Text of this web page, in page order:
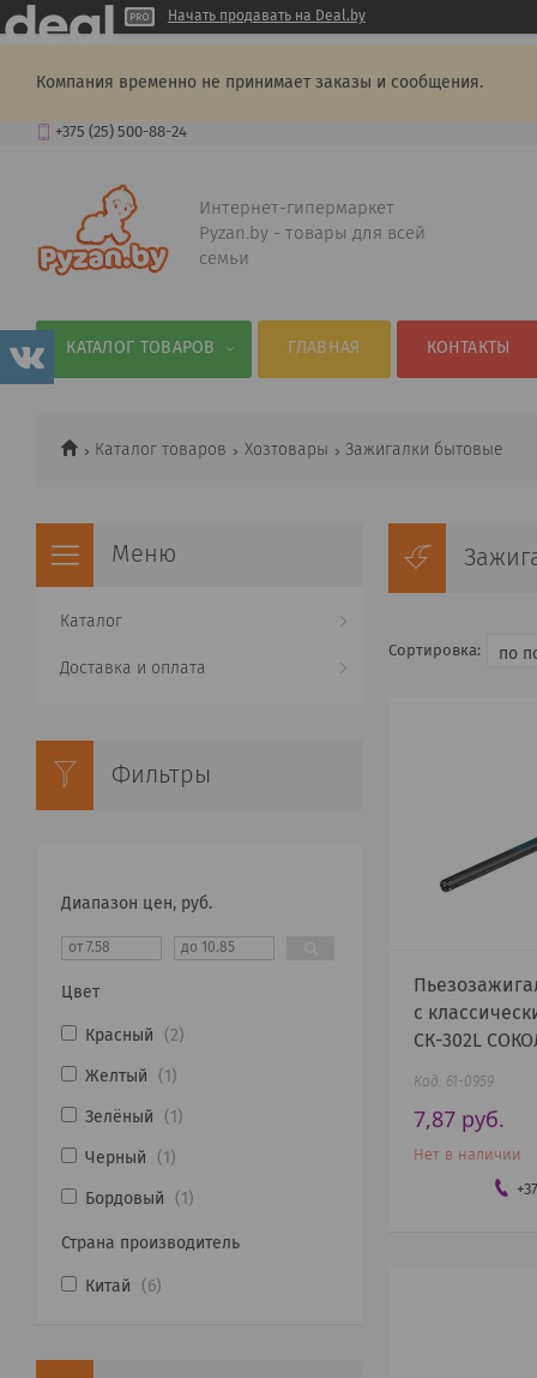
Начать продавать на Deal.by
Компания временно не принимает заказы и сообщения.
+375 (25) 500-88-24
Интернет-гипермаркет
Pyzan.by - товары для всей
семьи
КАТАЛОГ ТОВАРОВ ГЛАВНАЯ КОНТАКТЫ
Каталог товаров Хозтовары Зажигалки бытовые
с
СК-302L
61-0959
7,87 руб.
Нет в наличии
Каталог
Доставка и оплата
Фильтры
Диапазон цен, руб.
Цвет
Красный 2
Желтый 1
Зелёный 1
Черный 1
Бордовый 1
Страна производитель
Китай 6